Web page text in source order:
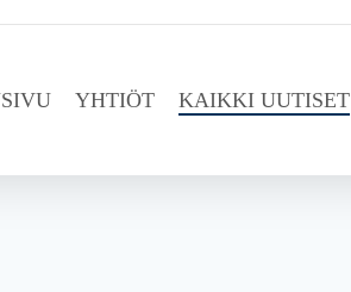
YHTIÖT KAIKKI UUTISET